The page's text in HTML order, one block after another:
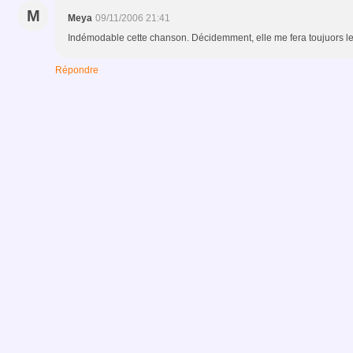
M Meya 09/11/2006 21:41
Indémodable cette chanson. Décidemment, elle me fera toujuors
Répondre